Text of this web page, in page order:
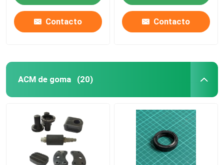
Contacto Contacto
ACM de goma (20)